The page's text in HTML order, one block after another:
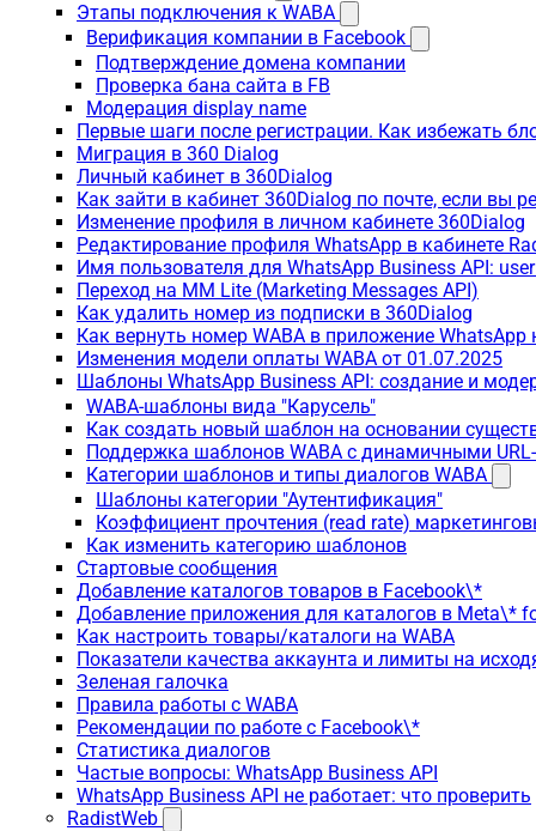
Этапы подключения к WABA
Верификация компании в Facebook
Подтверждение домена компании
Проверка бана сайта в FB
Модерация display name
Первые шаги после регистрации. Как избежать
Миграция в 360 Dialog
Личный кабинет в 360Dialog
Как зайти в кабинет 360Dialog по почте, если вы
Изменение профиля в личном кабинете 360Dialog
Редактирование профиля WhatsApp в кабинете
Имя пользователя для WhatsApp Business API:
Переход на MM Lite (Marketing Messages API)
Как удалить номер из подписки в 360Dialog
Как вернуть номер WABA в приложение WhatsApp
Изменения модели оплаты WABA от 01.07.2025
Шаблоны WhatsApp Business API: создание и
WABA-шаблоны вида "Карусель"
Как создать новый шаблон на основании
Поддержка шаблонов WABA с динамичными
Категории шаблонов и типы диалогов WABA
Шаблоны категории "Аутентификация"
Коэффициент прочтения (read rate)
Как изменить категорию шаблонов
Стартовые сообщения
Добавление каталогов товаров в Facebook\*
Добавление приложения для каталогов в Meta\*
Как настроить товары/каталоги на WABA
Показатели качества аккаунта и лимиты на
Зеленая галочка
Правила работы с WABA
Рекомендации по работе с Facebook\*
Статистика диалогов
Частые вопросы: WhatsApp Business API
WhatsApp Business API не работает: что проверить
RadistWeb